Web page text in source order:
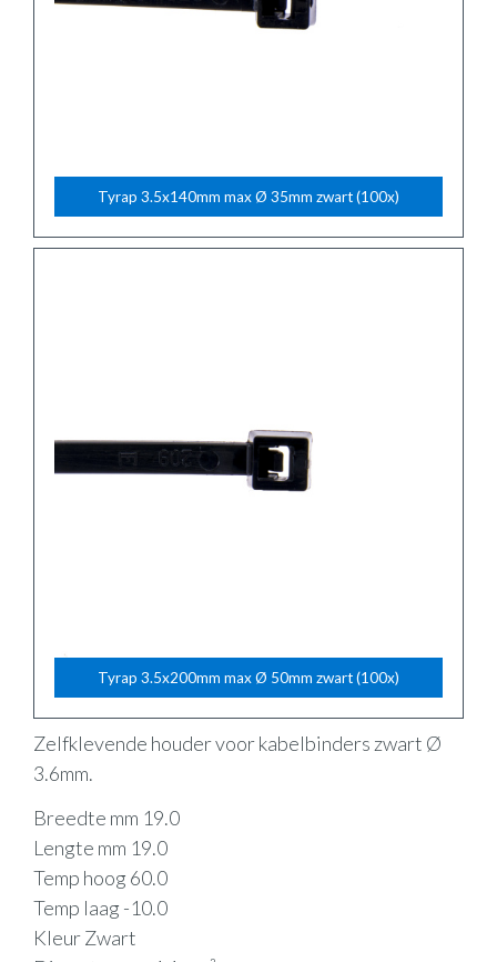
Tyrap 3.5x140mm max Ø 35mm zwart (100x)
Tyrap 3.5x200mm max Ø 50mm zwart (100x)
Zelfklevende houder voor kabelbinders zwart Ø
3.6mm.
Breedte mm 19.0
Lengte mm 19.0
Temp hoog 60.0
Temp laag -10.0
Kleur Zwart